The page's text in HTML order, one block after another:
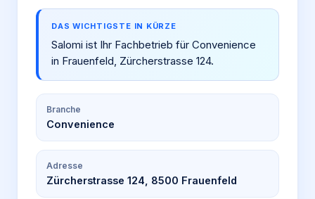
DAS WICHTIGSTE IN KÜRZE
Salomi ist Ihr Fachbetrieb für Convenience
in Frauenfeld, Zürcherstrasse 124.
Branche
Convenience
Adresse
Zürcherstrasse 124, 8500 Frauenfeld